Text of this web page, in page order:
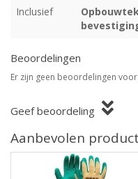
Inclusief
Beoordelingen
Er zijn geen beoordelingen
Geef beoordeling
Aanbevolen